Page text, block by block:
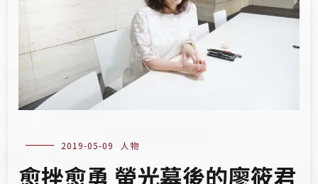
2019-05-09 人物
愈挫愈勇 螢光幕後的廖筱君